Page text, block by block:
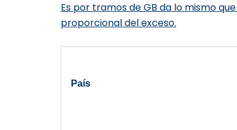
Es por tramos de GB da lo mismo
proporcional del exceso.
País